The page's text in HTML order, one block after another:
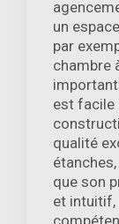
un
par
chambre
est facile
qualité
que son
et intuitif,